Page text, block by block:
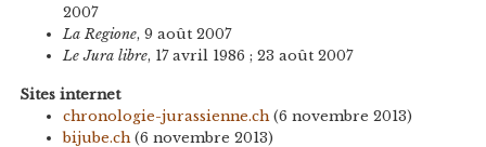
2007
La Regione, 9 août 2007
Le Jura libre, 17 avril 1986 ; 23 août 2007
Sites internet
chronologie-jurassienne.ch(6 novembre 2013)
bijube.ch(6 novembre 2013)